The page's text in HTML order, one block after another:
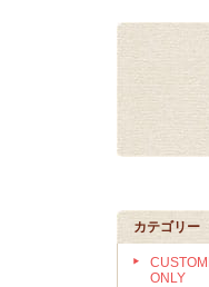
カテゴリー
ONLY